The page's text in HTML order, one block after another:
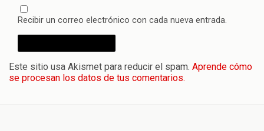
Recibir un correo electrónico con cada nueva entrada.
Este sitio usa Akismet para reducir el spam. Aprende cómo
se procesan los datos de tus comentarios.